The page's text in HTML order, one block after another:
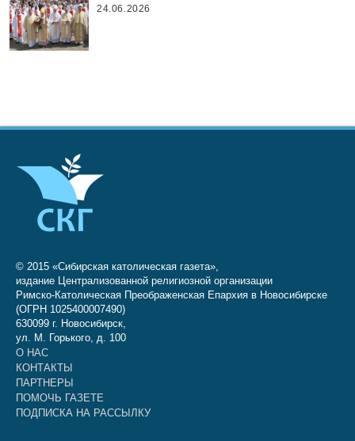
24.06.2026
© 2015 «Сибирская католическая газета»,
издание Централизованной религиозной организации
Римско-Католическая Преображенская Епархия в Новосибирске
(ОГРН 1025400007490)
630099 г. Новосибирск,
ул. М. Горького, д. 100
О НАС
КОНТАКТЫ
ПАРТНЕРЫ
ПОМОЧЬ ГАЗЕТЕ
ПОДПИСКА НА РАССЫЛКУ